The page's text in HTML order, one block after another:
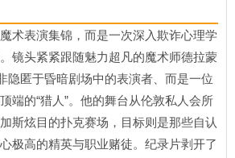
术表演集锦，而是一次深入欺诈心理学
镜头紧紧跟随魅力超凡的魔术师德拉蒙
隐匿于昏暗剧场中的表演者、而是一位
端的“猎人”。他的舞台从伦敦私人会所
斯炫目的扑克赛场，目标则是那些自认
极高的精英与职业赌徒。纪录片剥开了